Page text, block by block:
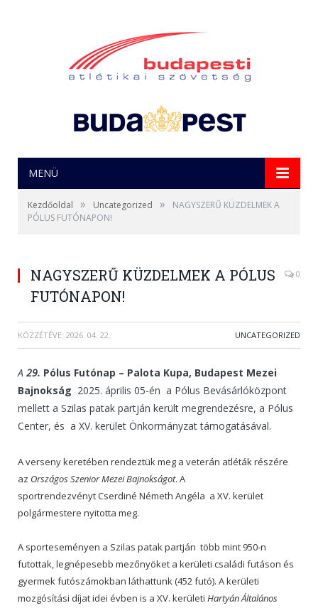
MENÜ
Kezdőoldal » Uncategorized »
NAGYSZERŰ KÜZDELMEK A
PÓLUS FUTÓNAPON!
NAGYSZERŰ KÜZDELMEK A PÓLUS
FUTÓNAPON!
0
KÖZZÉTÉVE: 2026. 04. 22. UNCATEGORIZED
A 29. Pólus Futónap – Palota Kupa, Budapest Mezei
Bajnokság 2025. április 05-én a Pólus Bevásárlóközpont
mellett a Szilas patak partján került megrendezésre, a Pólus
Center, és a XV. kerület Önkormányzat támogatásával.
A verseny keretében rendeztük meg a veterán atléták részére
az Országos Szenior Mezei Bajnokságot. A
sportrendezvényt Cserdiné Németh Angéla a XV. kerület
polgármestere nyitotta meg.
A sporteseményen a Szilas patak partján több mint 950-n
futottak, legnépesebb mezőnyöket a kerületi családi futáson és
gyermek futószámokban láthattunk (452 futó). A kerületi
mozgósítási díjat idei évben is a XV. kerületi Hartyán Általános